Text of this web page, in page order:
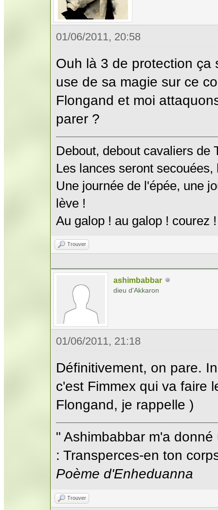
01/06/2011, 20:58
Ouh là 3 de protection ça
use de sa magie sur ce
Flongand et moi
parer ?
Debout, debout cavaliers de
Les lances seront
Une journée de l'épée, une
lève !
Au galop ! au galop ! courez
Trouver
ashimbabbar
dieu d'Akkaron
01/06/2011, 21:18
Définitivement, on pare.
c'est Fimmex qui va faire
Flongand, je rappelle )
" Ashimbabbar m'a
: Transperces-en ton
Poème d'Enheduanna
Trouver